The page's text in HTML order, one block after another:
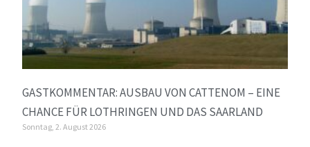
GASTKOMMENTAR: AUSBAU VON CATTENOM – EINE
CHANCE FÜR LOTHRINGEN UND DAS SAARLAND
Sonntag, 2. August 2026